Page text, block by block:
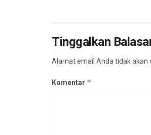
Tinggalkan
Alamat email Anda tidak akan
Komentar *